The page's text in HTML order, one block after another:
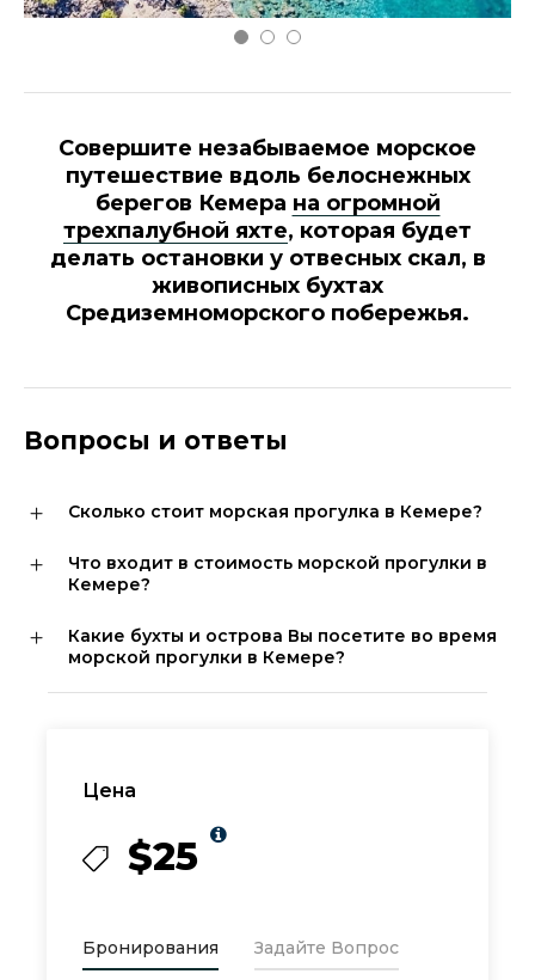
Цена
$25
Бронирования Задайте Вопрос
Совершите незабываемое морское
путешествие вдоль белоснежных
берегов Кемера на огромной
трехпалубной яхте, которая будет
делать остановки у отвесных скал, в
живописных бухтах
Средиземноморского побережья.
Вопросы и ответы
Сколько стоит морская прогулка в Кемере?
Что входит в стоимость морской прогулки в
Кемере?
Какие бухты и острова Вы посетите во время
морской прогулки в Кемере?